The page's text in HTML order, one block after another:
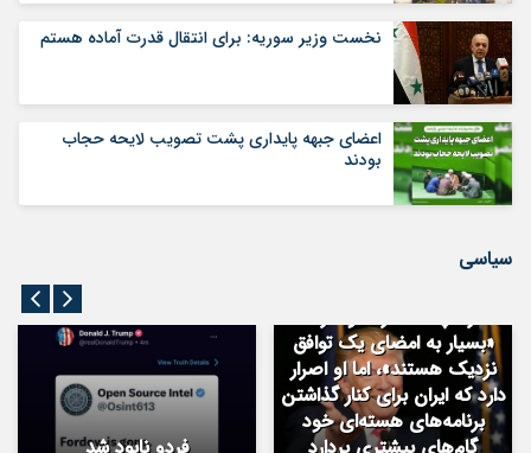
نخست وزیر سوریه: برای انتقال قدرت آماده هستم
اعضای جبهه پایداری پشت تصویب لایحه حجاب
بودند
سیاسی
ترامپ ادعا کرد دو طرف
«بسیار به امضای یک توافق
نزدیک هستند»، اما او اصرار
دارد که ایران برای کنار گذاشتن
برنامه‌های هسته‌ای خود